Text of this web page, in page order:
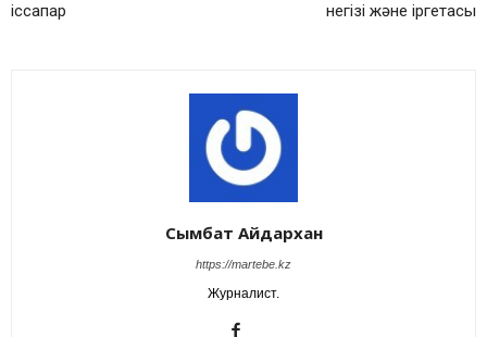
іссапар
негізі және іргетасы
Сымбат Айдархан
https://martebe.kz
Журналист.